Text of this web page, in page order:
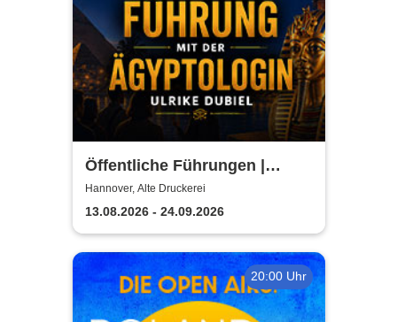
Öffentliche Führungen |
TUTANCHAMUN | Hannover -
Ein Immersives Abenteuer
Hannover, Alte Druckerei
13.08.2026 - 24.09.2026
20:00 Uhr